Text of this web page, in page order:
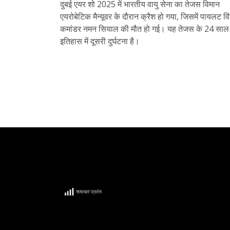
दुबई एयर शो 2025 में भारतीय वायु सेना का तेजस विमान
एयरोबेटिक मैन्यूवर के दौरान क्रैश हो गया, जिसमें पायलट
कमांडर नमन सियाल की मौत हो गई। यह तेजस के 24
इतिहास में दूसरी दुर्घटना है।